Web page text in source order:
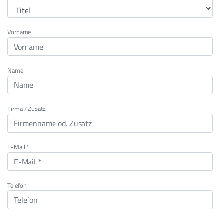
Vorname
Name
Firma / Zusatz
E-Mail *
Telefon